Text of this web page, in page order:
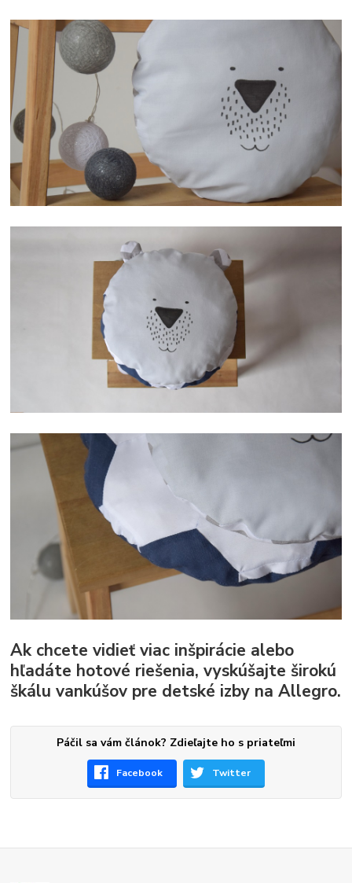
Ak chcete vidieť viac inšpirácie alebo
hľadáte hotové riešenia, vyskúšajte širokú
škálu vankúšov pre detské izby na Allegro.
Páčil sa vám článok? Zdieľajte ho s priateľmi
Facebook Twitter